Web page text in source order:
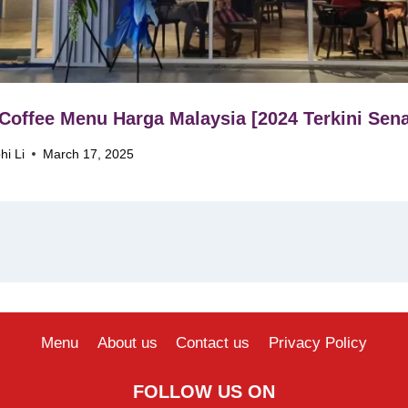
Menu Harga Malaysia [2024 Terkini
Li March 17, 2025
Menu About us Contact us Privacy Policy
FOLLOW US ON